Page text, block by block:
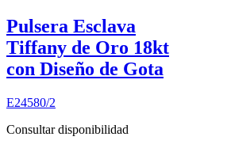
Pulsera Esclava
Tiffany de Oro 18kt
con Diseño de Gota
E24580/2
Consultar disponibilidad